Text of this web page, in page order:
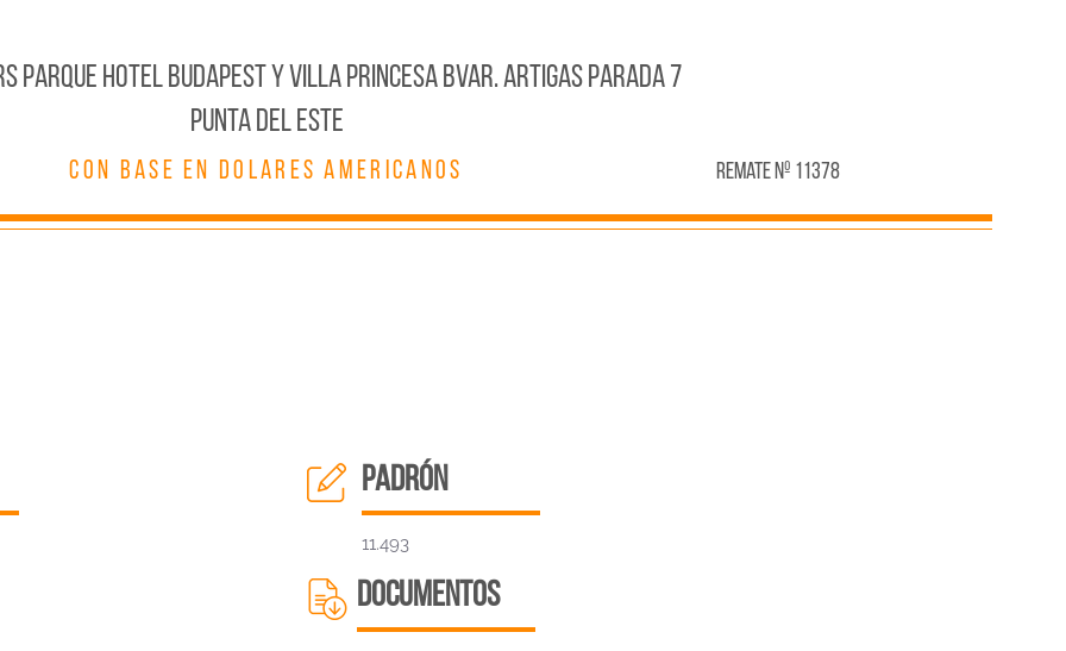
PARQUE HOTEL BUDAPEST Y VILLA PRINCESA BVAR. ARTIGAS PARADA 7
PUNTA DEL ESTE
CON BASE EN DOLARES AMERICANOS Remate Nº 11378
padrón
11.493
DOCUMENTOS